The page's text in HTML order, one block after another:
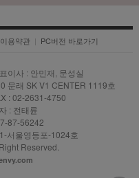
이용약관 | PC버전 바로가기
이사 : 안민재, 문성실
문래 SK V1 CENTER 1119호
: 02-2631-4750
: 전태륜
87-56242
서울영등포-1024호
Reserved.